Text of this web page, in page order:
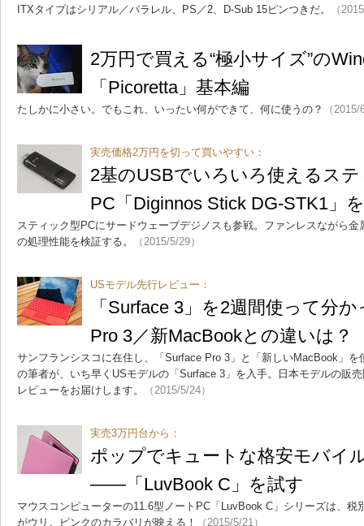
ITXタイプはシリアル／パラレル、PS／2、D-Sub 15ピンつきだ。
（
2万円で買える“極小サイズ”の
「Picoretta」基本編
たしかに小さい。でもこれ、いったい何ができて、何に使うの？ （
実売価格2万円を切って買いやすい：
2基のUSBでいろいろ使えるス
PC「Diginnos Stick DG-STK1」
スティック型PCにサードウェーブデジノスも参戦。ファンレスながら
の処理性能を検証する。
（2015/5/29）
USモデル先行レビュー：
「Surface 3」を2週間使って分
Pro 3／新MacBookとの違いは？
サンフランシスコに在住し、「Surface Pro 3」と「新しいMacBook」
の筆者が、いち早くUSモデルの「Surface 3」を入手。日本モデルの販
レビューをお届けします。
（2015/5/24）
実売3万円台から：
ポップでキュートな格安モバイ
――「LuvBook C」を試す
マウスコンピューターの11.6型ノートPC「LuvBook C」シリーズは、税
がウリ。ピンクのカラバリが映える！
（2015/5/21）